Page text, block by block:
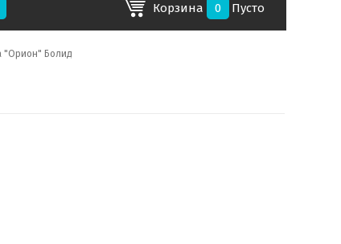
Корзина 0 Пусто
"Орион" Болид